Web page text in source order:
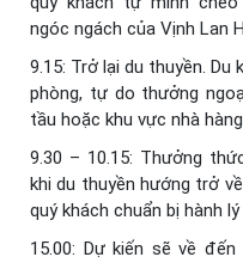
ngóc ngách của Vịnh Lan
9.15: Trở lại du thuyền.
phòng, tự do thưởng
tầu hoặc khu vực nhà
9.30 – 10.15: Thưởng
khi du thuyền hướng trở
quý khách chuẩn bị hành
15.00: Dự kiến sẽ về